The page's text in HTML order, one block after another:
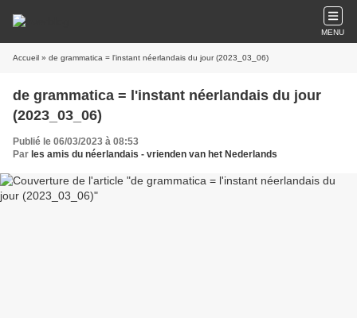
MENU
Accueil » de grammatica = l'instant néerlandais du jour (2023_03_06)
de grammatica = l'instant néerlandais du jour
(2023_03_06)
Publié le 06/03/2023 à 08:53
Par les amis du néerlandais - vrienden van het Nederlands